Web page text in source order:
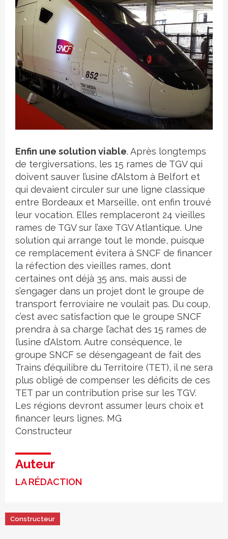
Crédit photo
Enfin une solution viable. Après longtemps
de tergiversations, les 15 rames de TGV qui
doivent sauver l’usine d’Alstom à Belfort et
qui devaient circuler sur une ligne classique
entre Bordeaux et Marseille, ont enfin trouvé
leur vocation. Elles remplaceront 24 vieilles
rames de TGV sur l’axe TGV Atlantique. Une
solution qui arrange tout le monde, puisque
ce remplacement évitera à SNCF de financer
la réfection des vieilles rames, dont
certaines ont déjà 35 ans, mais aussi de
s’engager dans un projet dont le groupe de
transport ferroviaire ne voulait pas. Du coup,
c’est avec satisfaction que le groupe SNCF
prendra à sa charge l’achat des 15 rames de
l’usine d’Alstom. Autre conséquence, le
groupe SNCF se désengageant de fait des
Trains d’équilibre du Territoire (TET), il ne sera
plus obligé de compenser les déficits de ces
TET par un contribution prise sur les TGV.
Les régions devront assumer leurs choix et
financer leurs lignes. MG
Constructeur
Auteur
LA RÉDACTION
Constructeur